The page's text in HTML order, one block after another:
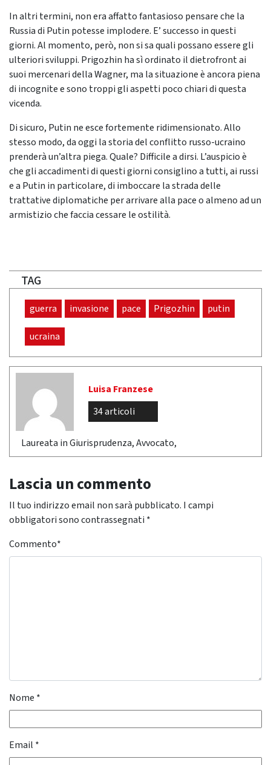
In altri termini, non era affatto fantasioso pensare che la
Russia di Putin potesse implodere. E’ successo in questi
giorni. Al momento, però, non si sa quali possano essere gli
ulteriori sviluppi. Prigozhin ha sì ordinato il dietrofront ai
suoi mercenari della Wagner, ma la situazione è ancora piena
di incognite e sono troppi gli aspetti poco chiari di questa
vicenda.
Di sicuro, Putin ne esce fortemente ridimensionato. Allo
stesso modo, da oggi la storia del conflitto russo-ucraino
prenderà un’altra piega. Quale? Difficile a dirsi. L’auspicio è
che gli accadimenti di questi giorni consiglino a tutti, ai russi
e a Putin in particolare, di imboccare la strada delle
trattative diplomatiche per arrivare alla pace o almeno ad un
armistizio che faccia cessare le ostilità.
TAG
guerra invasione pace Prigozhin putin
ucraina
Luisa Franzese
34 articoli
Laureata in Giurisprudenza, Avvocato,
Lascia un commento
Il tuo indirizzo email non sarà pubblicato. I campi
obbligatori sono contrassegnati *
Commento*
Nome *
Email *